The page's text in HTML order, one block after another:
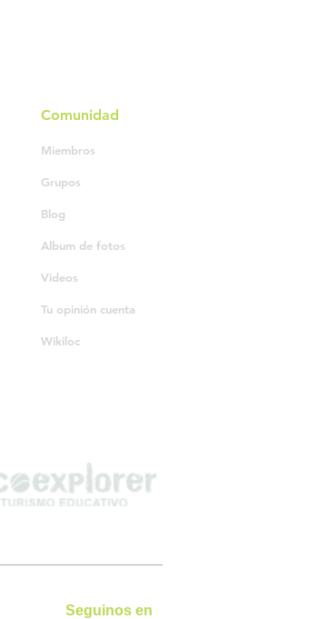
Comunidad
Miembros
Grupos
Blog
Album de fotos
Videos
Tu opinión cuenta
Wikiloc
Seguinos en